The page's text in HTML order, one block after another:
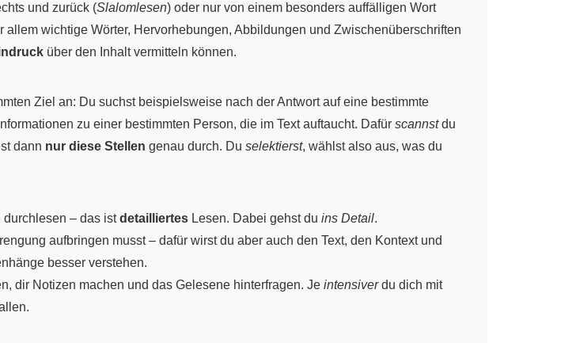
und zurück (Slalomlesen) oder nur von einem besonders auffälligen Wort
allem wichtige Wörter, Hervorhebungen, Abbildungen und Zwischenüberschriften
über den Inhalt vermitteln können.
Ziel an: Du suchst beispielsweise nach der Antwort auf eine bestimmte
zu einer bestimmten Person, die im Text auftaucht. Dafür scannstdu
dann nur diese Stellen genau durch. Du selektierst, wählst also aus, was du
durchlesen – das istdetailliertes Lesen. Dabei gehst du ins Detail.
aufbringen musst – dafür wirst du aber auch den Text, den Kontext und
besser verstehen.
dir Notizen machen und das Gelesene hinterfragen. Je intensiverdu dich mit